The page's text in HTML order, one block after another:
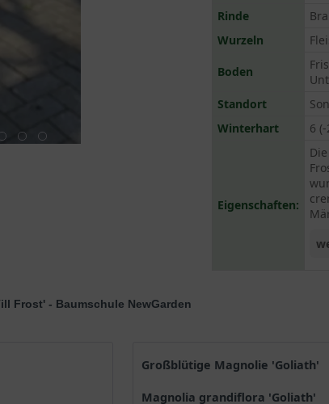
Rinde
Wurzeln
Boden
Standort
Winterhart
6
Eigenschaften:
Frost' - Baumschule NewGarden
Großblütige Magnolie 'Goliath'
Magnolia grandiflora 'Goliath'